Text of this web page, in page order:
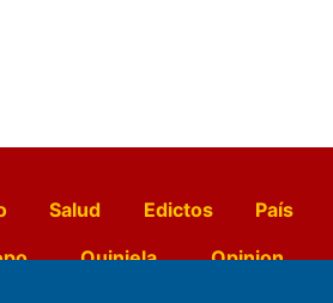
Salud Edictos País
Quiniela Opinion